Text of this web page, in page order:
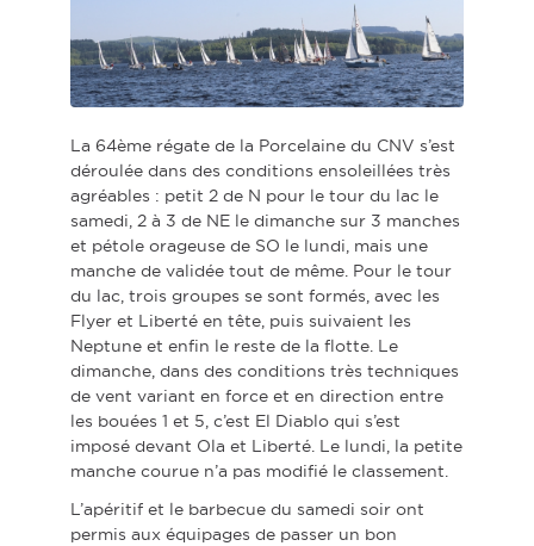
La 64ème régate de la Porcelaine du CNV s’est
déroulée dans des conditions ensoleillées très
agréables : petit 2 de N pour le tour du lac le
samedi, 2 à 3 de NE le dimanche sur 3 manches
et pétole orageuse de SO le lundi, mais une
manche de validée tout de même. Pour le tour
du lac, trois groupes se sont formés, avec les
Flyer et Liberté en tête, puis suivaient les
Neptune et enfin le reste de la flotte. Le
dimanche, dans des conditions très techniques
de vent variant en force et en direction entre
les bouées 1 et 5, c’est El Diablo qui s’est
imposé devant Ola et Liberté. Le lundi, la petite
manche courue n’a pas modifié le classement.
L’apéritif et le barbecue du samedi soir ont
permis aux équipages de passer un bon